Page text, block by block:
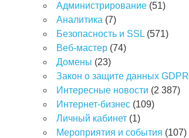
Администрирование (51)
Аналитика (7)
Безопасность и SSL (571)
Веб-мастер (74)
Домены (23)
Закон о защите данных GDPR
Интересные новости (2 387)
Интернет-бизнес (109)
Личный кабинет (1)
Мероприятия и события (107)